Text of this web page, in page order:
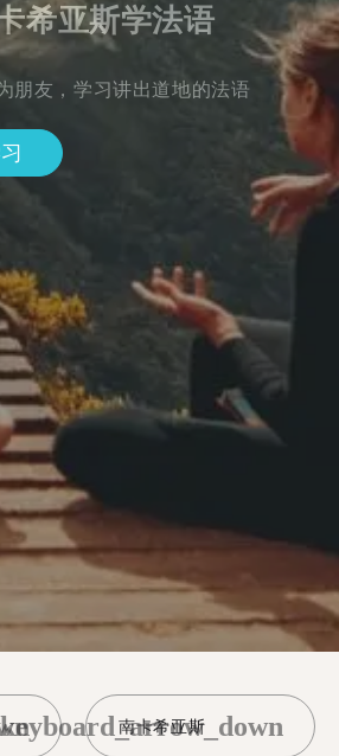
希亚斯学法语
朋友，学习讲出道地的法语
南卡希亚斯
keyboard_arrow_down